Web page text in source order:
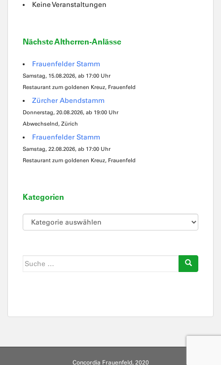
Keine Veranstaltungen
Nächste Altherren-Anlässe
Frauenfelder Stamm
Samstag, 15.08.2026, ab 17:00 Uhr
Restaurant zum goldenen Kreuz, Frauenfeld
Zürcher Abendstamm
Donnerstag, 20.08.2026, ab 19:00 Uhr
Abwechselnd, Zürich
Frauenfelder Stamm
Samstag, 22.08.2026, ab 17:00 Uhr
Restaurant zum goldenen Kreuz, Frauenfeld
Kategorien
Kategorien
Suche
Concordia Frauenfeld, 2020